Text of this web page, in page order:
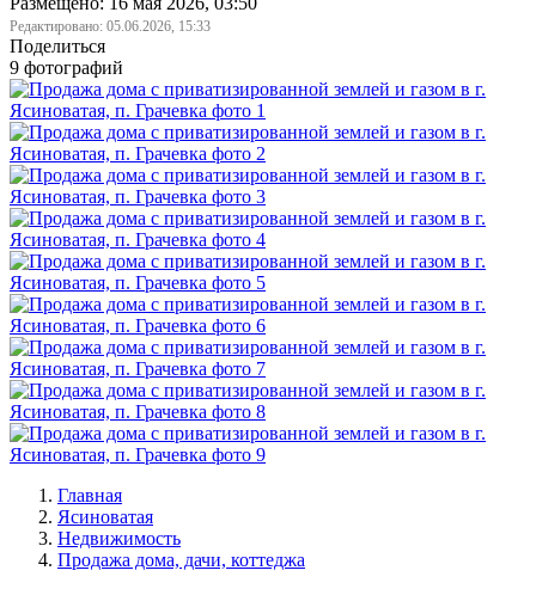
Редактировано: 05.06.2026, 15:33
Поделиться
9 фотографий
Главная
Ясиноватая
Недвижимость
Продажа дома, дачи, коттеджа